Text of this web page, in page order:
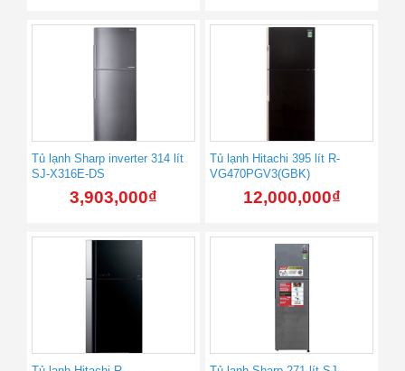
Tủ lạnh Sharp inverter 314 lít
SJ-X316E-DS
3,903,000₫
Tủ lạnh Hitachi 395 lít R-
VG470PGV3(GBK)
12,000,000₫